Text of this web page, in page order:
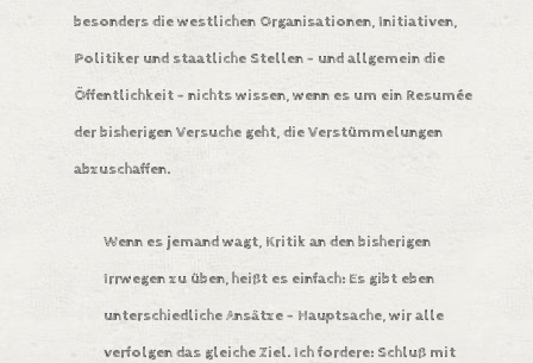
besonders die westlichen Organisationen, Initiativen,
Politiker und staatliche Stellen – und allgemein die
Öffentlichkeit – nichts wissen, wenn es um ein Resumée
der bisherigen Versuche geht, die Verstümmelungen
abzuschaffen.
Wenn es jemand wagt, Kritik an den bisherigen
Irrwegen zu üben, heißt es einfach: Es gibt eben
unterschiedliche Ansätze – Hauptsache, wir alle
verfolgen das gleiche Ziel. Ich fordere: Schluß mit